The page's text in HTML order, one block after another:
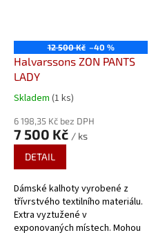
12 500 Kč –40 %
Halvarssons ZON PANTS
LADY
Skladem (1 ks)
6 198,35 Kč bez DPH
7 500 Kč / ks
DETAIL
Dámské kalhoty vyrobené z
třívrstvého textilního materiálu.
Extra vyztužené v
exponovaných místech. Mohou